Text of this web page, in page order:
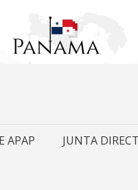
APAP JUNTA